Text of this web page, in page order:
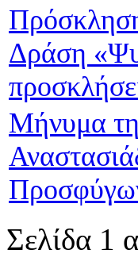
Δράση
Μήνυμα
Σελίδα 1